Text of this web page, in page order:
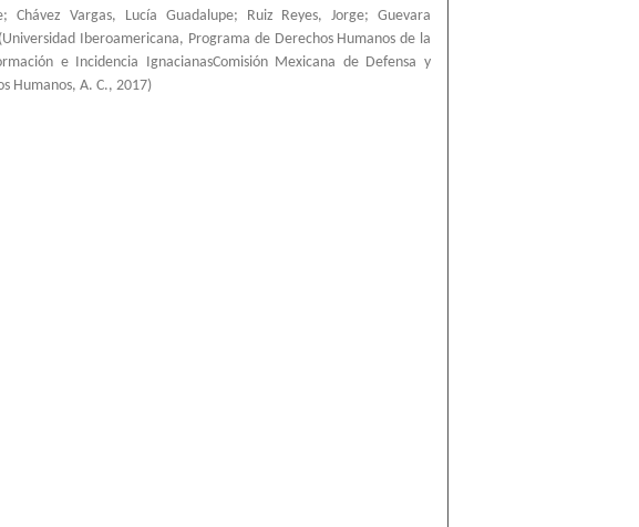
;Chávez Vargas, Lucía Guadalupe; Ruiz Reyes, Jorge;Guevara
(Universidad Iberoamericana, Programa de Derechos Humanos de la
e Incidencia IgnacianasComisión Mexicana de Defensa y
Humanos, A. C., 2017)